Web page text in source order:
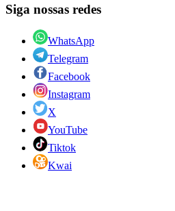
Siga nossas redes
WhatsApp
Telegram
Facebook
Instagram
X
YouTube
Tiktok
Kwai